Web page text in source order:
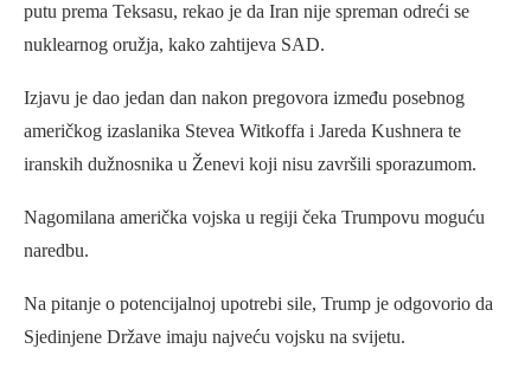
putu prema Teksasu, rekao je da Iran nije spreman odreći se
nuklearnog oružja, kako zahtijeva SAD.
Izjavu je dao jedan dan nakon pregovora između posebnog
američkog izaslanika Stevea Witkoffa i Jareda Kushnera te
iranskih dužnosnika u Ženevi koji nisu završili sporazumom.
Nagomilana američka vojska u regiji čeka Trumpovu moguću
naredbu.
Na pitanje o potencijalnoj upotrebi sile, Trump je odgovorio da
Sjedinjene Države imaju najveću vojsku na svijetu.